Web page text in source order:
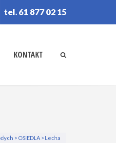
tel. 61 877 02 15
KONTAKT
> OSIEDLA > Lecha